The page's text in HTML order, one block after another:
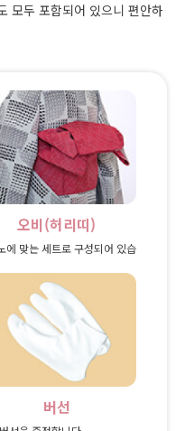
모두 포함되어 있으니 편안하
오비(허리띠)
에 맞는 세트로 구성되어 있습
버선